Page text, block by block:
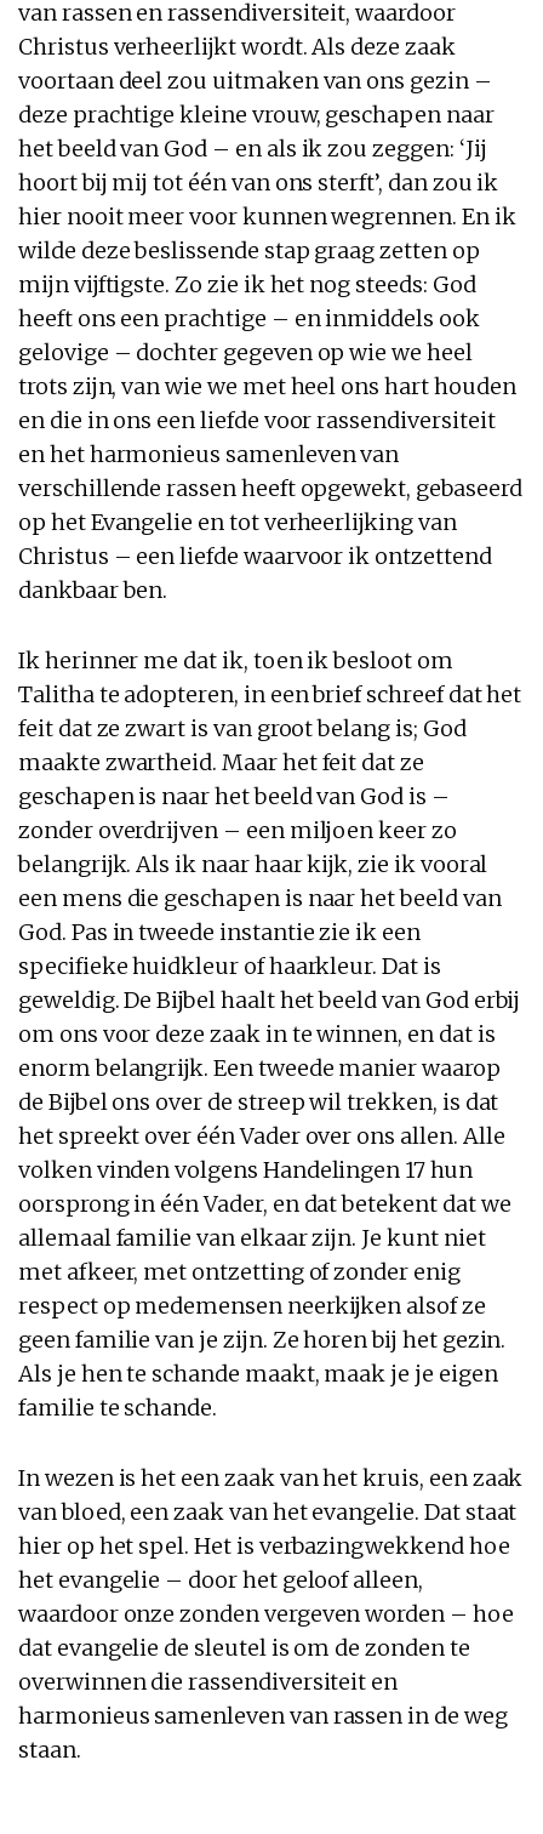
van rassen en rassendiversiteit, waardoor
Christus verheerlijkt wordt. Als deze zaak
voortaan deel zou uitmaken van ons gezin –
deze prachtige kleine vrouw, geschapen naar
het beeld van God – en als ik zou zeggen: ‘Jij
hoort bij mij tot één van ons sterft’, dan zou ik
hier nooit meer voor kunnen wegrennen. En ik
wilde deze beslissende stap graag zetten op
mijn vijftigste. Zo zie ik het nog steeds: God
heeft ons een prachtige – en inmiddels ook
gelovige – dochter gegeven op wie we heel
trots zijn, van wie we met heel ons hart houden
en die in ons een liefde voor rassendiversiteit
en het harmonieus samenleven van
verschillende rassen heeft opgewekt, gebaseerd
op het Evangelie en tot verheerlijking van
Christus – een liefde waarvoor ik ontzettend
dankbaar ben.
Ik herinner me dat ik, toen ik besloot om
Talitha te adopteren, in een brief schreef dat het
feit dat ze zwart is van groot belang is; God
maakte zwartheid. Maar het feit dat ze
geschapen is naar het beeld van God is –
zonder overdrijven – een miljoen keer zo
belangrijk. Als ik naar haar kijk, zie ik vooral
een mens die geschapen is naar het beeld van
God. Pas in tweede instantie zie ik een
specifieke huidkleur of haarkleur. Dat is
geweldig. De Bijbel haalt het beeld van God erbij
om ons voor deze zaak in te winnen, en dat is
enorm belangrijk. Een tweede manier waarop
de Bijbel ons over de streep wil trekken, is dat
het spreekt over één Vader over ons allen. Alle
volken vinden volgens Handelingen 17 hun
oorsprong in één Vader, en dat betekent dat we
allemaal familie van elkaar zijn. Je kunt niet
met afkeer, met ontzetting of zonder enig
respect op medemensen neerkijken alsof ze
geen familie van je zijn. Ze horen bij het gezin.
Als je hen te schande maakt, maak je je eigen
familie te schande.
In wezen is het een zaak van het kruis, een zaak
van bloed, een zaak van het evangelie. Dat staat
hier op het spel. Het is verbazingwekkend hoe
het evangelie – door het geloof alleen,
waardoor onze zonden vergeven worden – hoe
dat evangelie de sleutel is om de zonden te
overwinnen die rassendiversiteit en
harmonieus samenleven van rassen in de weg
staan.